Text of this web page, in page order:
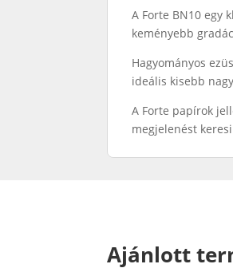
A Forte BN10 egy
keményebb
Hagyományos
ideális kisebb
A Forte papírok
megjelenést
Ajánlott